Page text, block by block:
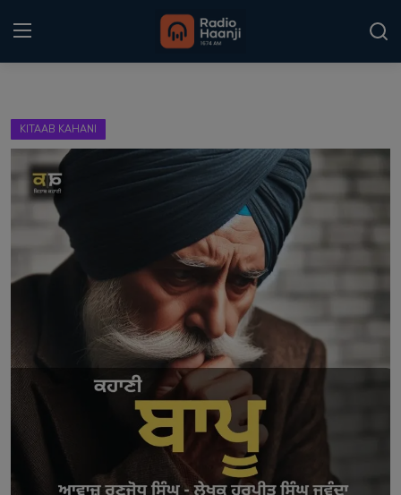
Home
Punjabi Podcast
Kitaab Kahani
Gallery
Event
KITAAB KAHANI